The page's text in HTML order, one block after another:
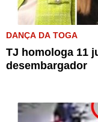
DANÇA DA TOGA
TJ homologa 11
desembargador